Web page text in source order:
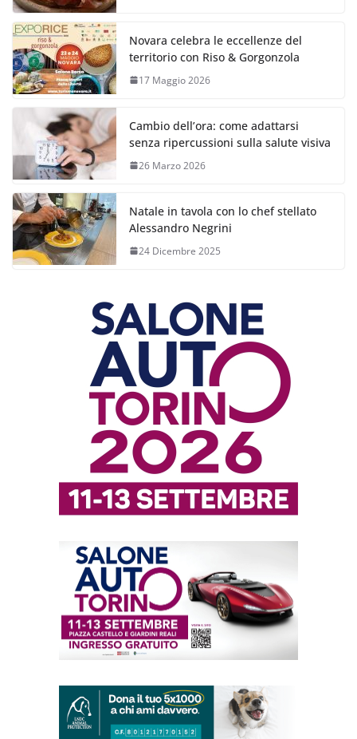
Novara celebra le eccellenze del
territorio con Riso & Gorgonzola
17 Maggio 2026
Cambio dell’ora: come adattarsi
senza ripercussioni sulla salute visiva
26 Marzo 2026
Natale in tavola con lo chef stellato
Alessandro Negrini
24 Dicembre 2025